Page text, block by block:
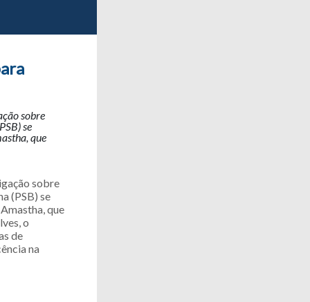
sobre
se
que
sobre
(PSB) se
que
o
de
na